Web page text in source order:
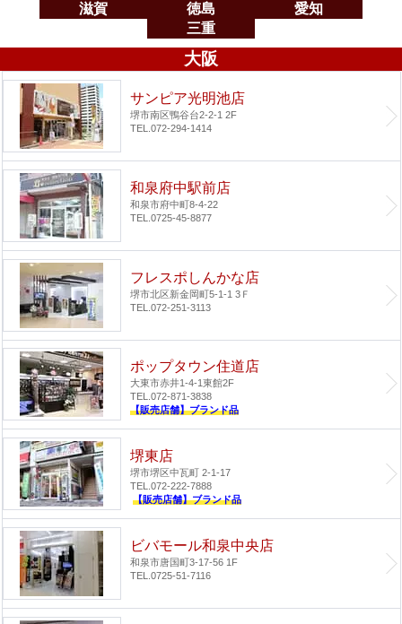
滋賀
徳島
愛知
三重
大阪
サンピア光明池店
堺市南区鴨谷台2-2-1 2F
TEL.072-294-1414
和泉府中駅前店
和泉市府中町8-4-22
TEL.0725-45-8877
フレスポしんかな店
堺市北区新金岡町5-1-1 3Ｆ
TEL.072-251-3113
ポップタウン住道店
大東市赤井1-4-1東館2F
TEL.072-871-3838
【販売店舗】ブランド品
堺東店
堺市堺区中瓦町 2-1-17
TEL.072-222-7888
【販売店舗】ブランド品
ビバモール和泉中央店
和泉市唐国町3-17-56 1F
TEL.0725-51-7116